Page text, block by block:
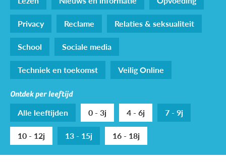
Privacy
Reclame
Relaties & seksualiteit
School
Sociale media
Techniek en toekomst
Veilig Online
Ontdek per leeftijd
Alle leeftijden 0 - 3j 4 - 6j
7 - 9j
10 - 12j
13 - 15j 16 - 18j